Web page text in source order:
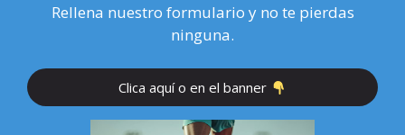
Rellena nuestro formulario y no te pierdas
ninguna.
Clica aquí o en el banner